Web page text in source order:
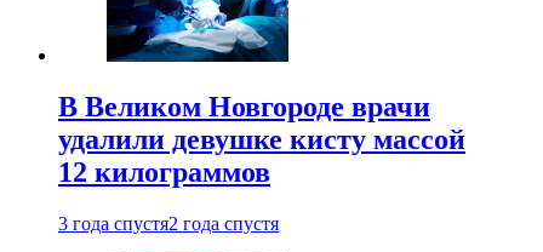
В Великом Новгороде врачи
удалили девушке кисту массой
12 килограммов
3 года спустя2 года спустя